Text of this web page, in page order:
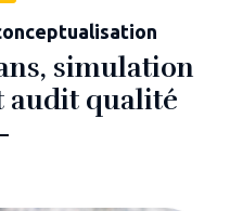
simulation
audit qualité